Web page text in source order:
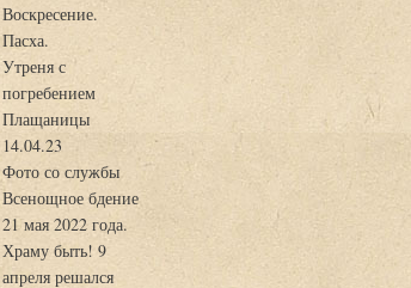
Воскресение.
Пасха.
Утреня с
погребением
Плащаницы
14.04.23
Фото со службы
Всенощное бдение
21 мая 2022 года.
Храму быть! 9
апреля решался